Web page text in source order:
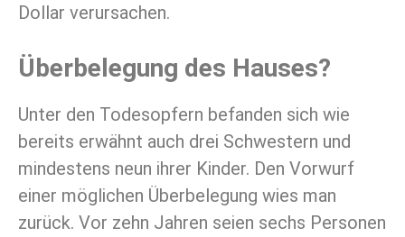
Dollar verursachen.
Überbelegung des Hauses?
Unter den Todesopfern befanden sich wie
bereits erwähnt auch drei Schwestern und
mindestens neun ihrer Kinder. Den Vorwurf
einer möglichen Überbelegung wies man
zurück. Vor zehn Jahren seien sechs Personen